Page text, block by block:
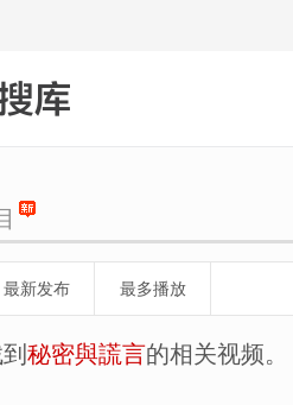
最新发布 最多播放
秘密與謊言的相关视频。